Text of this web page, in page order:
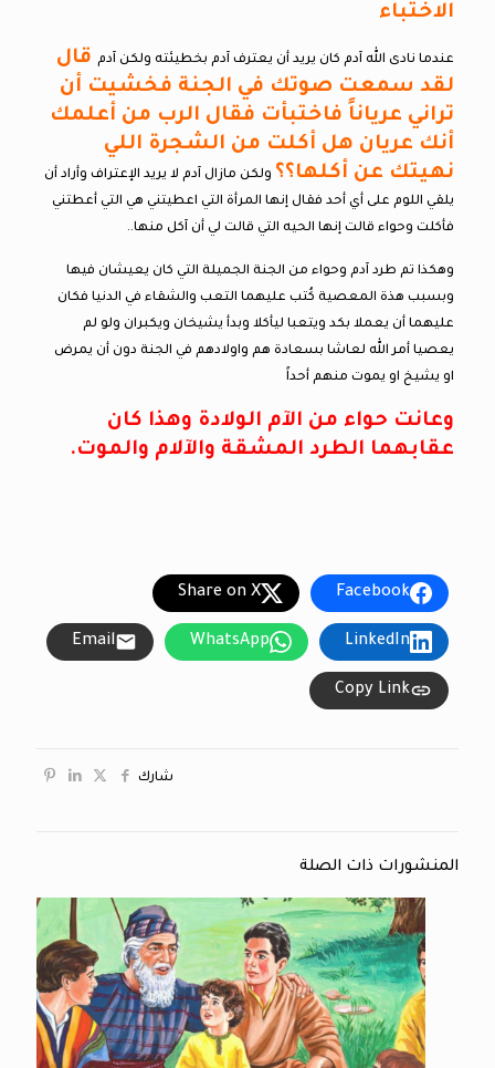
الاختباء
عندما نادى الله آدم كان يريد أن يعترف آدم بخطيئته ولكن آدمقال
لقد سمعت صوتك في الجنة فخشيت أن
تراني عرياناً فاختبأت فقال الرب من أعلمك
أنك عريان هل أكلت من الشجرة اللي
نهيتك عن أكلها؟؟ ولكن مازال آدم لا يريد الإعتراف وأراد أن
يلقي اللوم على أي أحد فقال إنها المرأة التي اعطيتني هي التي أعطتني
فأكلت وحواء قالت إنها الحيه التي قالت لي أن آكل منها..
وهكذا تم طرد آدم وحواء من الجنة الجميلة التي كان يعيشان فيها
وبسبب هذة المعصية كُتب عليهما التعب والشقاء في الدنيا فكان
عليهما أن يعملا بكد ويتعبا ليأكلا وبدأ يشيخان ويكبران ولو لم
يعصيا أمر الله لعاشا بسعادة هم واولادهم في الجنة دون أن يمرض
او يشيخ او يموت منهم أحداً
وعانت حواء من الآم الولادة وهذا كان
عقابهما الطرد المشقة والآلام والموت.
Facebook
Share on X
LinkedIn
WhatsApp
Email
Copy Link
شارك
المنشورات ذات الصلة